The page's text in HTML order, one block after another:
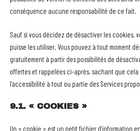
conséquence aucune responsabilité de ce fait.
Sauf si vous décidez de désactiver les cookies,
puisse les utiliser. Vous pouvez à tout moment
gratuitement à partir des possibilités de
offertes et rappelées ci-après, sachant que
l’accessibilité à tout ou partie des Services
9.1. « COOKIES »
Un « cookie » est un petit fichier d’information